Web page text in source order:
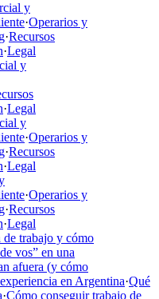
y
·Operarios y
·Recursos
·Legal
y
·Legal
y
·Operarios y
·Recursos
·Legal
·Operarios y
·Recursos
·Legal
de trabajo y cómo
vos” en una
afuera (y cómo
en Argentina·Qué
·Cómo conseguir trabajo de